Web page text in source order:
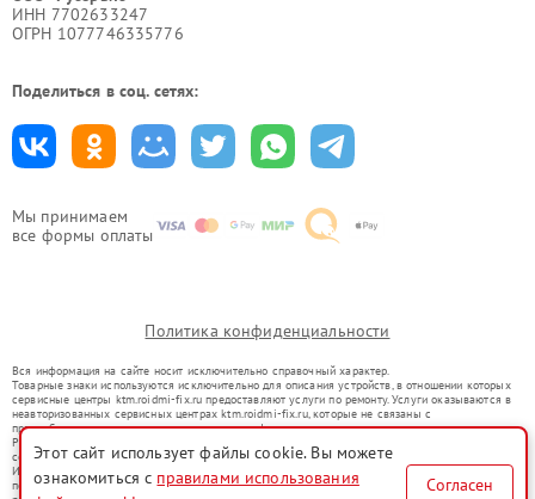
Мы принимаем
все формы оплаты
ИНН 7702633247
ОГРН 1077746335776
Поделиться в соц. сетях:
Политика конфиденциальности
Вся информация на сайте носит исключительно справочный характер.
Товарные знаки используются исключительно для описания устройств, в отношении которых
сервисные центры ktm.roidmi-fix.ru предоставляют услуги по ремонту. Услуги оказываются в
неавторизованных сервисных центрах ktm.roidmi-fix.ru, которые не связаны с
правообладателями товарных знаков или их официальными представителями.
Ремонт осуществляется для устройств, уже введенных в гражданский оборот в соответствии
со статьей 1487 ГК РФ.
Использование товарных знаков не преследует цели индивидуализации услуг или введения
потребителей в заблуждение, а служит для информирования о предоставляемых услугах по
Этот сайт использует файлы cookie. Вы можете
ознакомиться с правилами использования
Согласен